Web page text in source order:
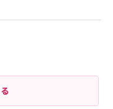
っと見る
もっと見る